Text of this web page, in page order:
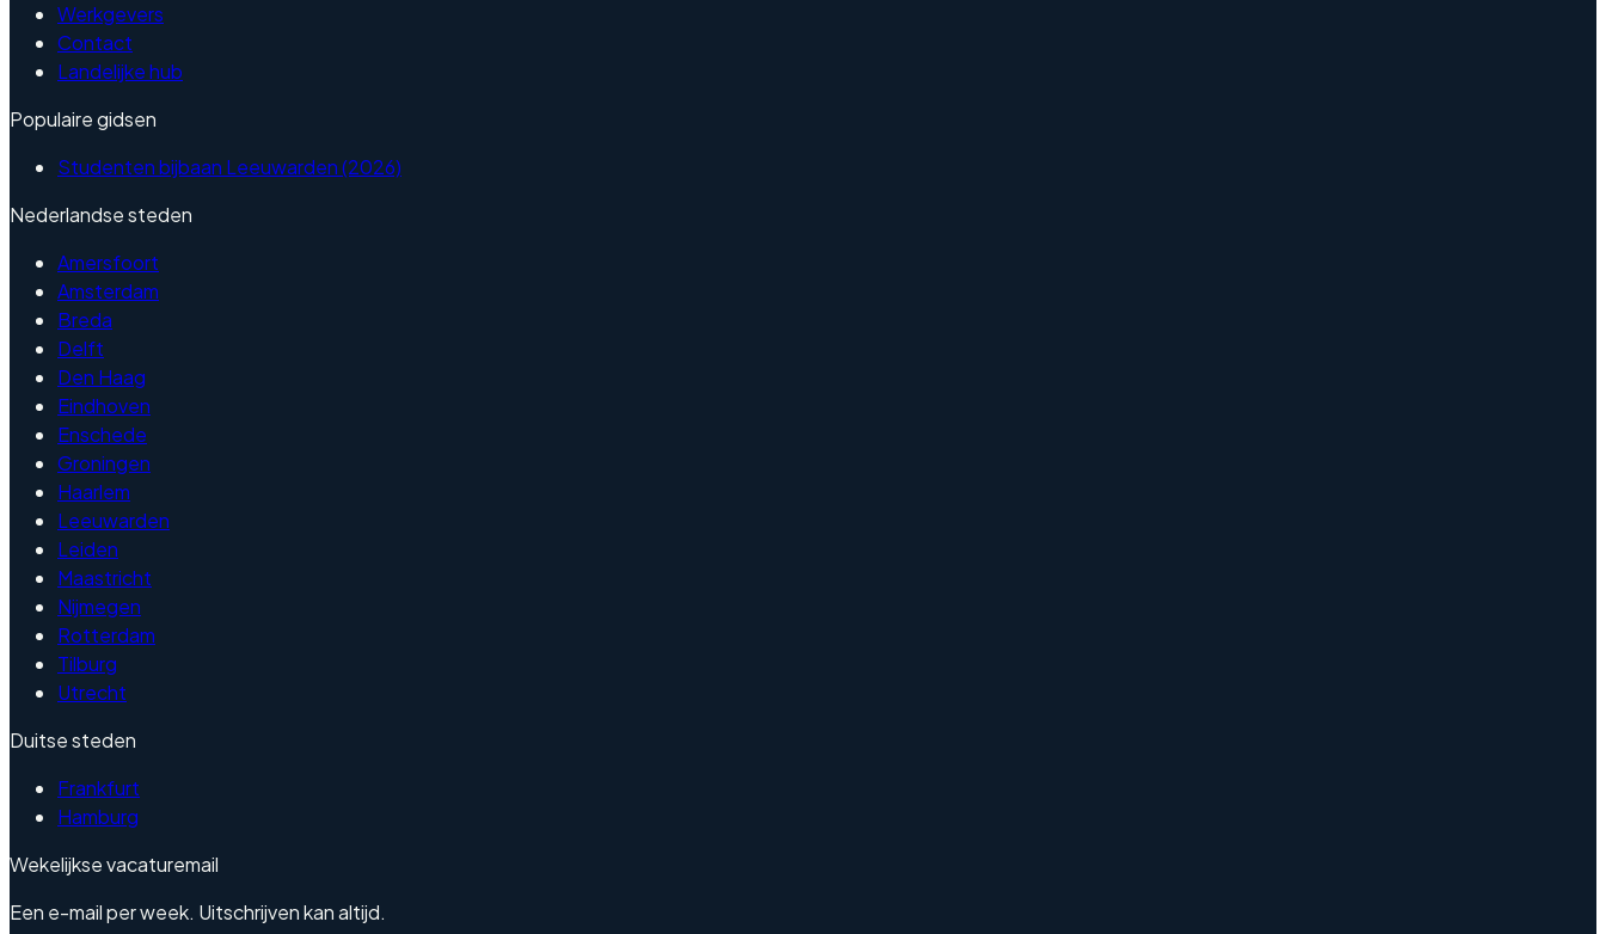
Werkgevers
Contact
Landelijke hub
Populaire gidsen
Studenten bijbaan Leeuwarden (2026)
Nederlandse steden
Amersfoort
Amsterdam
Breda
Delft
Den Haag
Eindhoven
Enschede
Groningen
Haarlem
Leeuwarden
Leiden
Maastricht
Nijmegen
Rotterdam
Tilburg
Utrecht
Duitse steden
Frankfurt
Hamburg
Wekelijkse vacaturemail
Een e-mail per week. Uitschrijven kan altijd.